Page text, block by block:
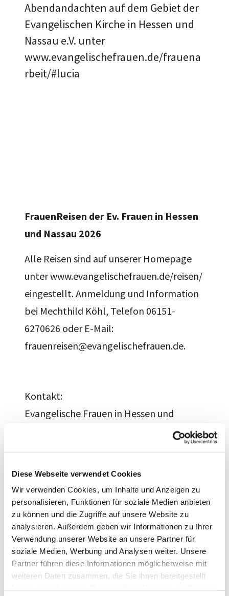
Diese Webseite verwendet Cookies
Wir verwenden Cookies, um Inhalte und Anzeigen zu
personalisieren, Funktionen für soziale Medien anbieten
zu können und die Zugriffe auf unsere Website zu
analysieren. Außerdem geben wir Informationen zu Ihrer
Verwendung unserer Website an unsere Partner für
soziale Medien, Werbung und Analysen weiter. Unsere
Partner führen diese Informationen möglicherweise mit
weiteren Daten zusammen, die Sie ihnen bereitgestellt
Abendandachten auf dem Gebiet der
Evangelischen Kirche in Hessen und
Nassau e.V. unter
www.evangelischefrauen.de/frauena
rbeit/#lucia
FrauenReisen der Ev. Frauen in Hessen
und Nassau 2026
Alle Reisen sind auf unserer Homepage
unter www.evangelischefrauen.de/reisen/
eingestellt. Anmeldung und Information
bei Mechthild Köhl, Telefon 06151-
6270626 oder E-Mail:
frauenreisen@evangelischefrauen.de.
Kontakt:
Evangelische Frauen in Hessen und
frauenreisen@evangelischefrauen.de
www.evangelischefrauen.de